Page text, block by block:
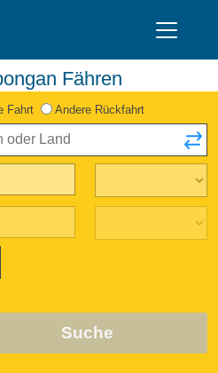
Fähren
Fahrt Andere Rückfahrt
Suche